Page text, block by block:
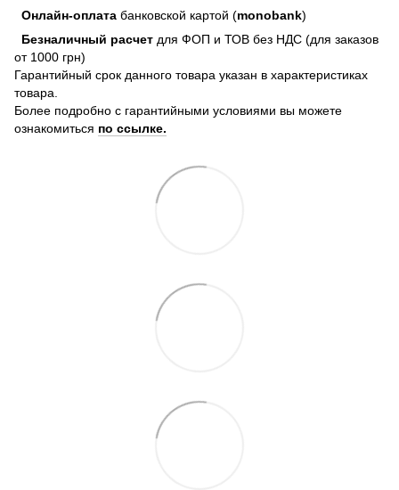
Онлайн-оплата банковской картой (monobank)
Безналичный расчет для ФОП и ТОВ без НДС (для заказов
от 1000 грн)
Гарантийный срок данного товара указан в характеристиках
товара.
Более подробно с гарантийными условиями вы можете
ознакомиться по ссылке.